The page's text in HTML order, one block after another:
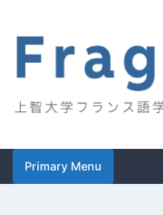
content
Frago95
Primary Menu